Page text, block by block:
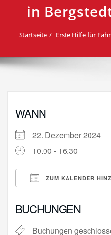
in
Startseite Erste Hilfe für
WANN
22. Dezember 2024
10:00 - 16:30
ZUM KALENDER
BUCHUNGEN
Buchungen